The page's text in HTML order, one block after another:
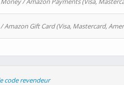
Amazon Gift Card (Visa, Mastercard,
code revendeur